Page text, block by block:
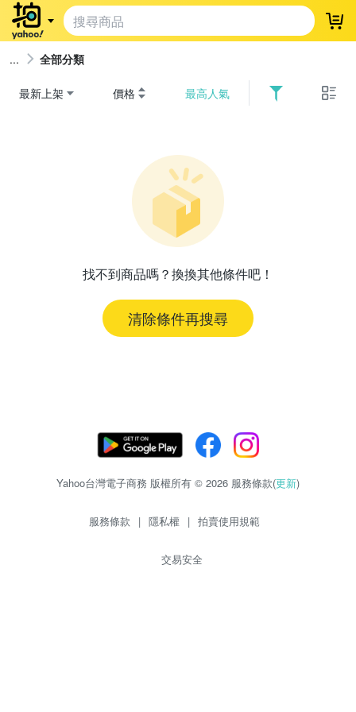
登
全部分類
最新上架 價格 最高人氣
找不到商品嗎？換換其他條件吧！
清除條件再搜尋
Yahoo台灣電子商務 版權所有 © 2026 服務條款(更新)
服務條款 | 隱私權 | 拍賣使用規範
交易安全